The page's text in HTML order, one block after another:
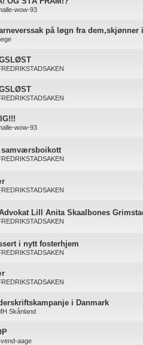
wow-93
på løgn fra dem,skjønner
wow-93
samværsboikott
Lill Anita Skaalbones
i nytt fosterhjem
i Danmark
Skånland
aage